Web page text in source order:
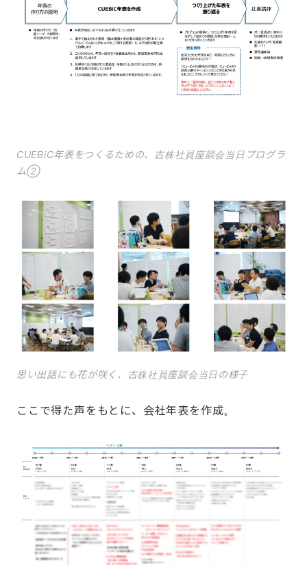
CUEBiC年表をつくるための、古株社員座談会当日プログラ
ム②
思い出話にも花が咲く、古株社員座談会当日の様子
ここで得た声をもとに、会社年表を作成。